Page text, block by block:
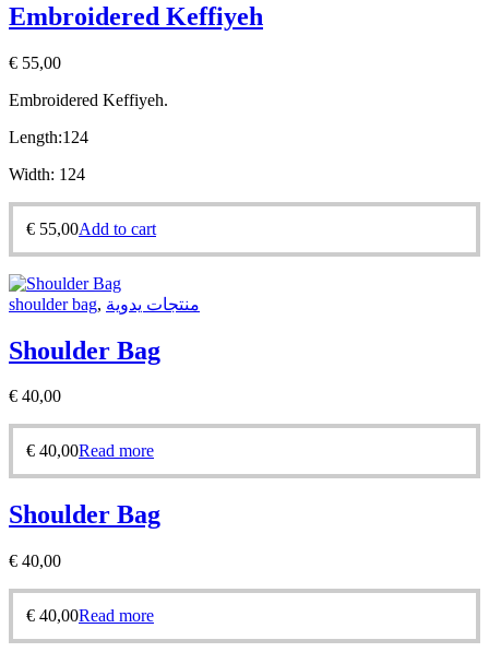
Embroidered Keffiyeh
€ 55,00
Embroidered Keffiyeh.
Length:124
Width: 124
€ 55,00Add to cart
shoulder bag, منتجات يدوية
Shoulder Bag
€ 40,00
€ 40,00Read more
Shoulder Bag
€ 40,00
€ 40,00Read more